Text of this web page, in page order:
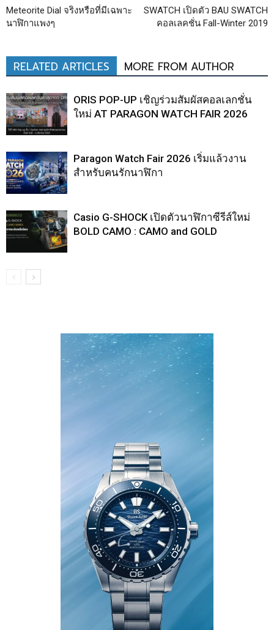
Meteorite Dial จริงหรือที่มีเฉพาะ
นาฬิกาแพงๆ
SWATCH เปิดตัว BAU SWATCH
คอลเลคชั่น Fall-Winter 2019
RELATED ARTICLES MORE FROM AUTHOR
ORIS POP-UP เชิญร่วมสัมผัสคอลเลกชั่น
ใหม่ AT PARAGON WATCH FAIR 2026
Paragon Watch Fair 2026 เริ่มแล้วงาน
สำหรับคนรักนาฬิกา
Casio G-SHOCK เปิดตัวนาฬิกาซีรีส์ใหม่
BOLD CAMO : CAMO and GOLD